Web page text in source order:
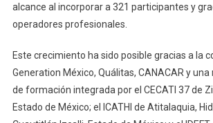
alcance al incorporar a 321 participantes y
operadores profesionales.
Este crecimiento ha sido posible gracias a la
Generation México, Quálitas, CANACAR y
de formación integrada por el CECATI 37 de
Estado de México; el ICATHI de Atitalaquia,